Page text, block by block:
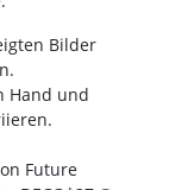
Bilder
Hand und
Future